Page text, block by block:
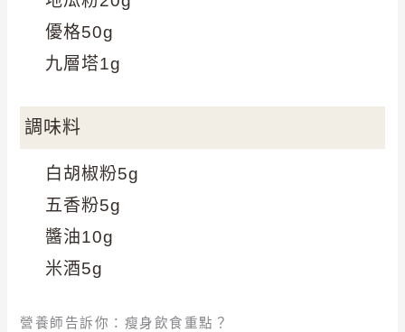
優格50g
九層塔1g
調味料
白胡椒粉5g
五香粉5g
醬油10g
米酒5g
營養師告訴你：瘦身飲食重點？